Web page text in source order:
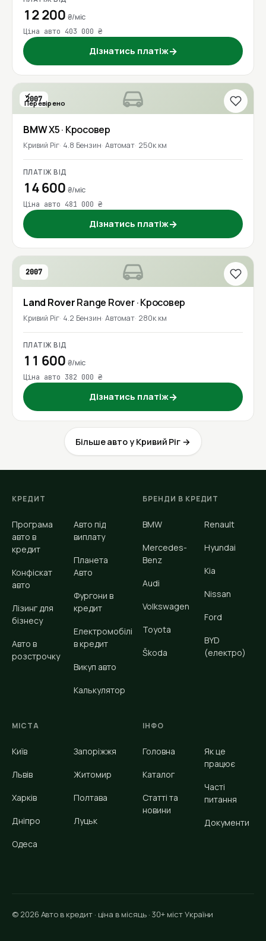
12 200 ₴/міс
Ціна авто 403 000 ₴
Дізнатись платіж→
2007
Перевірено
BMWX5· Кросовер
Кривий Ріг 4.8 Бензин Автомат 250к км
ПЛАТІЖ ВІД
14 600 ₴/міс
Ціна авто 481 000 ₴
Дізнатись платіж→
2007
Land RoverRange Rover· Кросовер
Кривий Ріг 4.2 Бензин Автомат 280к км
ПЛАТІЖ ВІД
11 600 ₴/міс
Ціна авто 382 000 ₴
Дізнатись платіж→
Більше авто у Кривий Ріг →
КРЕДИТ
Програма
авто в
кредит
Конфіскат
авто
Лізинг для
бізнесу
Авто в
розстрочку
Авто під
виплату
Планета
Авто
Фургони в
кредит
Електромобілі
в кредит
Викуп авто
Калькулятор
БРЕНДИ В КРЕДИТ
BMW
Mercedes-
Benz
Audi
Volkswagen
Toyota
Škoda
Renault
Hyundai
Kia
Nissan
Ford
BYD
(електро)
МІСТА
Київ
Львів
Харків
Дніпро
Одеса
Запоріжжя
Житомир
Полтава
Луцьк
ІНФО
Головна
Каталог
Статті та
новини
Як це
працює
Часті
питання
Документи
© 2026 Авто в кредит · ціна в місяць · 30+ міст України